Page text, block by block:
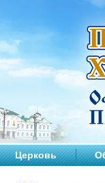
Церковь